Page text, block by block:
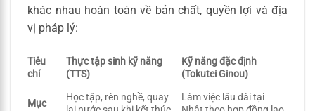
khác nhau hoàn toàn về bản chất, quyền lợi và địa
vị pháp lý:
Tiêu
chí
Thực tập sinh kỹ năng
(TTS)
Kỹ năng đặc định
(Tokutei Ginou)
Mục
Học tập, rèn nghề, quay
Làm việc lâu dài tại